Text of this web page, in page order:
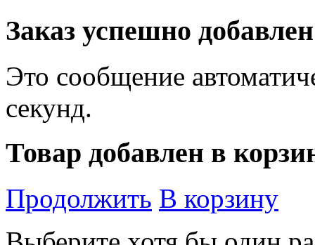
Заказ успешно
Это сообщение
секунд.
Товар добавлен в
Продолжить В корзину